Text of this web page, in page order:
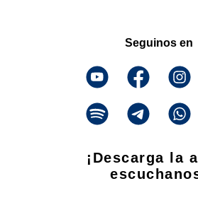
Seguinos en
¡Descarga la